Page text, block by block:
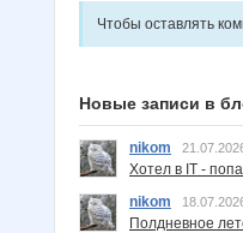
Чтобы оставлять
Новые записи в
nikom
Хотел в IT -
nikom
Полдневное